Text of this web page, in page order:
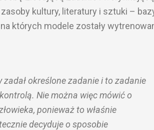
kultury, literatury i sztuki –
których modele zostały
określone zadanie i to zadanie
Nie można więc mówić o
ponieważ to właśnie
decyduje o sposobie